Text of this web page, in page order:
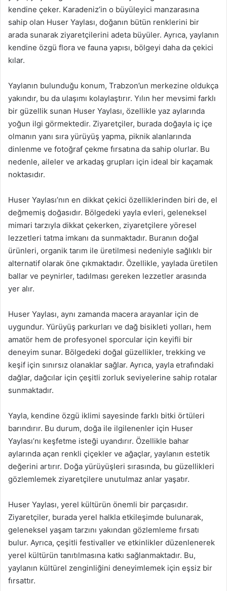
kendine çeker. Karadeniz’in o büyüleyici manzarasına
sahip olan Huser Yaylası, doğanın bütün renklerini bir
arada sunarak ziyaretçilerini adeta büyüler. Ayrıca, yaylanın
kendine özgü flora ve fauna yapısı, bölgeyi daha da çekici
kılar.
Yaylanın bulunduğu konum, Trabzon’un merkezine oldukça
yakındır, bu da ulaşımı kolaylaştırır. Yılın her mevsimi farklı
bir güzellik sunan Huser Yaylası, özellikle yaz aylarında
yoğun ilgi görmektedir. Ziyaretçiler, burada doğayla iç içe
olmanın yanı sıra yürüyüş yapma, piknik alanlarında
dinlenme ve fotoğraf çekme fırsatına da sahip olurlar. Bu
nedenle, aileler ve arkadaş grupları için ideal bir kaçamak
noktasıdır.
Huser Yaylası’nın en dikkat çekici özelliklerinden biri de, el
değmemiş doğasıdır. Bölgedeki yayla evleri, geleneksel
mimari tarzıyla dikkat çekerken, ziyaretçilere yöresel
lezzetleri tatma imkanı da sunmaktadır. Buranın doğal
ürünleri, organik tarım ile üretilmesi nedeniyle sağlıklı bir
alternatif olarak öne çıkmaktadır. Özellikle, yaylada üretilen
ballar ve peynirler, tadılması gereken lezzetler arasında
yer alır.
Huser Yaylası, aynı zamanda macera arayanlar için de
uygundur. Yürüyüş parkurları ve dağ bisikleti yolları, hem
amatör hem de profesyonel sporcular için keyifli bir
deneyim sunar. Bölgedeki doğal güzellikler, trekking ve
keşif için sınırsız olanaklar sağlar. Ayrıca, yayla etrafındaki
dağlar, dağcılar için çeşitli zorluk seviyelerine sahip rotalar
sunmaktadır.
Yayla, kendine özgü iklimi sayesinde farklı bitki örtüleri
barındırır. Bu durum, doğa ile ilgilenenler için Huser
Yaylası’nı keşfetme isteği uyandırır. Özellikle bahar
aylarında açan renkli çiçekler ve ağaçlar, yaylanın estetik
değerini artırır. Doğa yürüyüşleri sırasında, bu güzellikleri
gözlemlemek ziyaretçilere unutulmaz anlar yaşatır.
Huser Yaylası, yerel kültürün önemli bir parçasıdır.
Ziyaretçiler, burada yerel halkla etkileşimde bulunarak,
geleneksel yaşam tarzını yakından gözlemleme fırsatı
bulur. Ayrıca, çeşitli festivaller ve etkinlikler düzenlenerek
yerel kültürün tanıtılmasına katkı sağlanmaktadır. Bu,
yaylanın kültürel zenginliğini deneyimlemek için eşsiz bir
fırsattır.